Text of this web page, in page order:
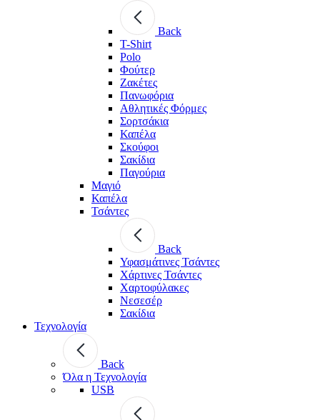
Back
T-Shirt
Polo
Φούτερ
Ζακέτες
Πανωφόρια
Αθλητικές Φόρμες
Σορτσάκια
Καπέλα
Σκούφοι
Σακίδια
Παγούρια
Μαγιό
Καπέλα
Τσάντες
Back
Υφασμάτινες Τσάντες
Χάρτινες Τσάντες
Χαρτοφύλακες
Νεσεσέρ
Σακίδια
Τεχνολογία
Back
Όλα η Τεχνολογία
USB